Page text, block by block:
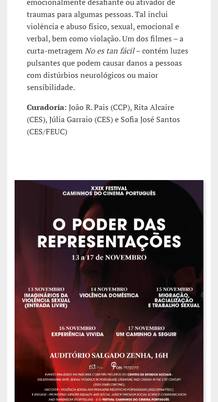
traumas para algumas pessoas. Tal inclui
violência e abuso físico, sexual, emocional e
verbal, bem como violação. Um dos filmes – a
curta-metragemNo es tan fácil– contém luzes
pulsantes que podem causar danos a pessoas
com distúrbios neurológicos ou maior
sensibilidade.
Curadoria: João R. Pais (CCP), Rita Alcaire
(CES), Júlia Garraio (CES) e Sofia José Santos
(CES/FEUC)